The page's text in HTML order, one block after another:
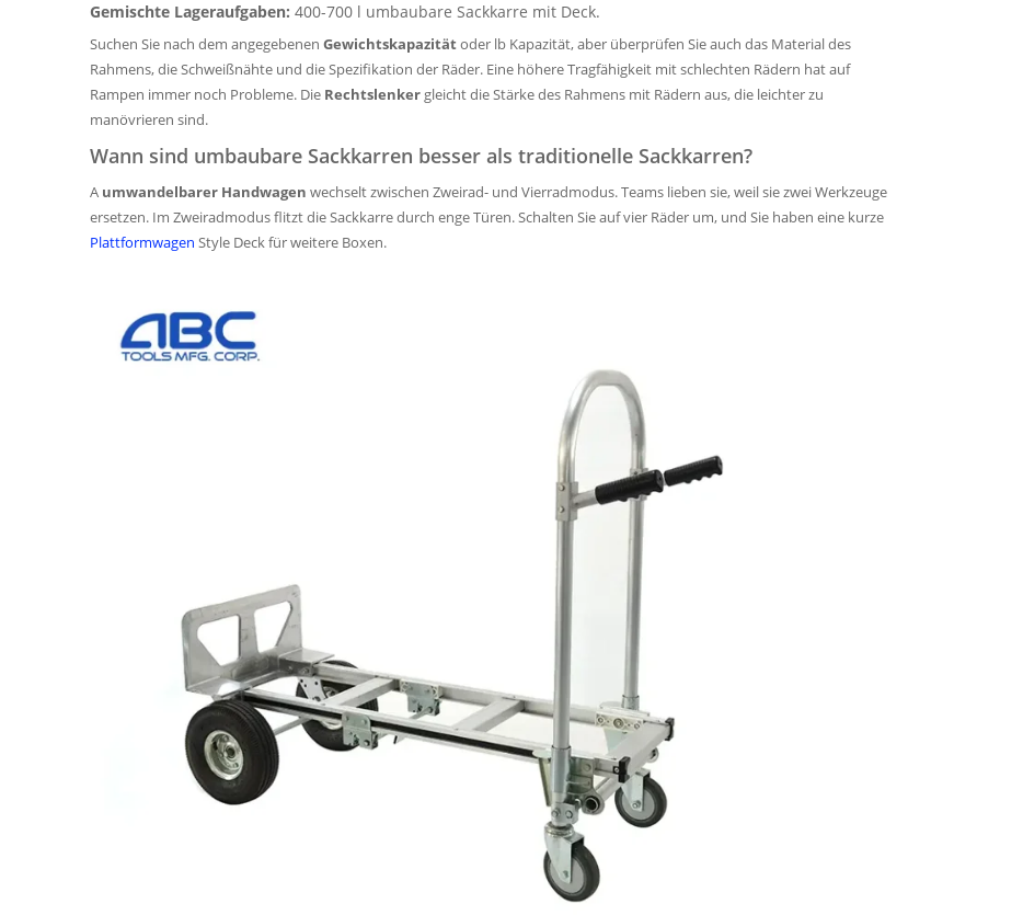
Gemischte Lageraufgaben: 400-700 l umbaubare Sackkarre mit Deck.
Suchen Sie nach dem angegebenen Gewichtskapazitätoder lb Kapazität, aber überprüfen Sie auch das Material des
Rahmens, die Schweißnähte und die Spezifikation der Räder. Eine höhere Tragfähigkeit mit schlechten Rädern hat auf
Rampen immer noch Probleme. Die Rechtslenker gleicht die Stärke des Rahmens mit Rädern aus, die leichter zu
manövrieren sind.
Wann sind umbaubare Sackkarren besser als traditionelle Sackkarren?
A umwandelbarer Handwagen wechselt zwischen Zweirad- und Vierradmodus. Teams lieben sie, weil sie zwei Werkzeuge
ersetzen. Im Zweiradmodus flitzt die Sackkarre durch enge Türen. Schalten Sie auf vier Räder um, und Sie haben eine kurze
Plattformwagen Style Deck für weitere Boxen.